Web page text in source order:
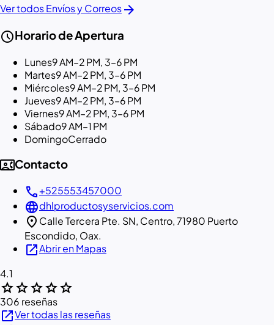
Ver todos Envíos y Correosarrow_forward
scheduleHorario de Apertura
Lunes9 AM–2 PM, 3–6 PM
Martes9 AM–2 PM, 3–6 PM
Miércoles9 AM–2 PM, 3–6 PM
Jueves9 AM–2 PM, 3–6 PM
Viernes9 AM–2 PM, 3–6 PM
Sábado9 AM–1 PM
DomingoCerrado
contact_phoneContacto
call+525553457000
languagedhlproductosyservicios.com
location_on Calle Tercera Pte. SN, Centro, 71980 Puerto
Escondido, Oax.
open_in_newAbrir en Mapas
4.1
starstarstarstarstar
306 reseñas
open_in_newVer todas las reseñas